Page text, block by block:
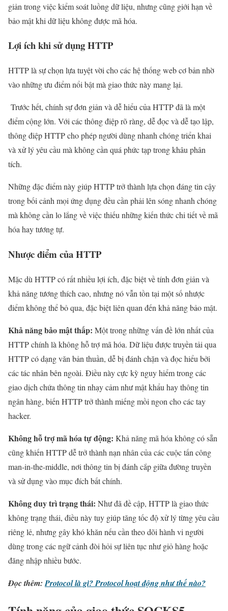
giản trong việc kiểm soát luồng dữ liệu, nhưng cũng giới hạn về
bảo mật khi dữ liệu không được mã hóa.
Lợi ích khi sử dụng HTTP
HTTP là sự chọn lựa tuyệt vời cho các hệ thống web cơ bản nhờ
vào những ưu điểm nổi bật mà giao thức này mang lại.
Trước hết, chính sự đơn giản và dễ hiểu của HTTP đã là một
điểm cộng lớn. Với các thông điệp rõ ràng, dễ đọc và dễ tạo lập,
thông điệp HTTP cho phép người dùng nhanh chóng triển khai
và xử lý yêu cầu mà không cần quá phức tạp trong khâu phân
tích.
Những đặc điểm này giúp HTTP trở thành lựa chọn đáng tin cậy
trong bối cảnh mọi ứng dụng đều cần phải lên sóng nhanh chóng
mà không cần lo lắng về việc thiếu những kiến thức chi tiết về mã
hóa hay tương tự.
Nhược điểm của HTTP
Mặc dù HTTP có rất nhiều lợi ích, đặc biệt về tính đơn giản và
khả năng tương thích cao, nhưng nó vẫn tồn tại một số nhược
điểm không thể bỏ qua, đặc biệt liên quan đến khả năng bảo mật.
Khả năng bảo mật thấp: Một trong những vấn đề lớn nhất của
HTTP chính là không hỗ trợ mã hóa. Dữ liệu được truyền tải qua
HTTP có dạng văn bản thuần, dễ bị đánh chặn và đọc hiểu bởi
các tác nhân bên ngoài. Điều này cực kỳ nguy hiểm trong các
giao dịch chứa thông tin nhạy cảm như mật khẩu hay thông tin
ngân hàng, biến HTTP trở thành miếng mồi ngon cho các tay
hacker.
Không hỗ trợ mã hóa tự động: Khả năng mã hóa không có sẵn
cũng khiến HTTP dễ trở thành nạn nhân của các cuộc tấn công
man-in-the-middle, nơi thông tin bị đánh cắp giữa đường truyền
và sử dụng vào mục đích bất chính.
Không duy trì trạng thái: Như đã đề cập, HTTP là giao thức
không trạng thái, điều này tuy giúp tăng tốc độ xử lý từng yêu cầu
riêng lẻ, nhưng gây khó khăn nếu cần theo dõi hành vi người
dùng trong các ngữ cảnh đòi hỏi sự liên tục như giỏ hàng hoặc
đăng nhập nhiều bước.
Đọc thêm:Protocol là gì? Protocol hoạt động như thế nào?